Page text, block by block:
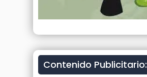
Contenido Publicitario: